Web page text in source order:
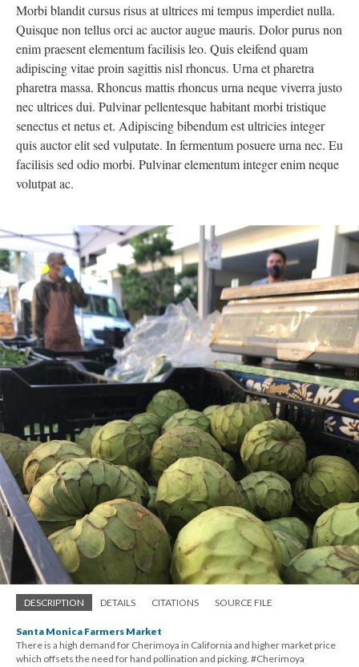
Morbi blandit cursus risus at ultrices mi tempus imperdiet nulla.
Quisque non tellus orci ac auctor augue mauris. Dolor purus non
enim praesent elementum facilisis leo. Quis eleifend quam
adipiscing vitae proin sagittis nisl rhoncus. Urna et pharetra
pharetra massa. Rhoncus mattis rhoncus urna neque viverra justo
nec ultrices dui. Pulvinar pellentesque habitant morbi tristique
senectus et netus et. Adipiscing bibendum est ultricies integer
quis auctor elit sed vulputate. In fermentum posuere urna nec. Eu
facilisis sed odio morbi. Pulvinar elementum integer enim neque
volutpat ac.
DESCRIPTION DETAILS CITATIONS SOURCE FILE
Santa Monica Farmers Market
There is a high demand for Cherimoya in California and higher market price
which offsets the need for hand pollination and picking. #Cherimoya